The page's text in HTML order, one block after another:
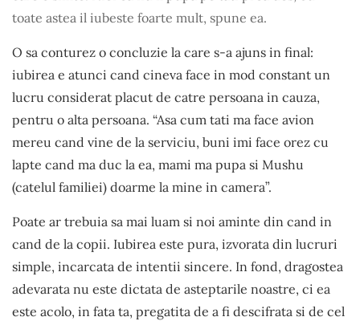
toate astea il iubeste foarte mult, spune ea.
O sa conturez o concluzie la care s-a ajuns in final:
iubirea e atunci cand cineva face in mod constant un
lucru considerat placut de catre persoana in cauza,
pentru o alta persoana. “Asa cum tati ma face avion
mereu cand vine de la serviciu, buni imi face orez cu
lapte cand ma duc la ea, mami ma pupa si Mushu
(catelul familiei) doarme la mine in camera”.
Poate ar trebuia sa mai luam si noi aminte din cand in
cand de la copii. Iubirea este pura, izvorata din lucruri
simple, incarcata de intentii sincere. In fond, dragostea
adevarata nu este dictata de asteptarile noastre, ci ea
este acolo, in fata ta, pregatita de a fi descifrata si de cel